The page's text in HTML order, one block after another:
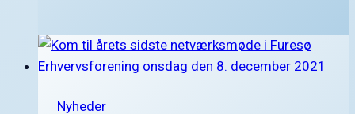
den
12.
Nyheder